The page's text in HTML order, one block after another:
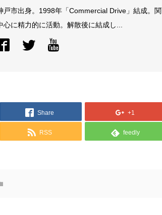
戸市出身。1998年「Commercial Drive」結成。
心に精力的に活動。解散後に結成し...
Share +1
RSS feedly